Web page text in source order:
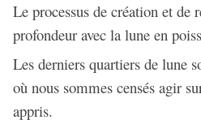
Le processus de création et de
profondeur avec la lune en
Les derniers quartiers de lune
où nous sommes censés agir
appris.